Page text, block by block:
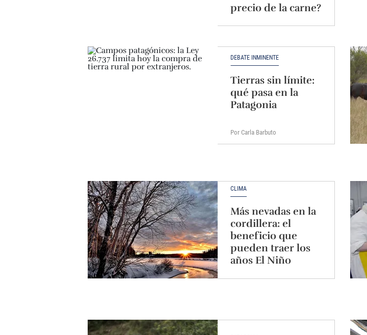
precio de la carne?
DEBATE INMINENTE
Tierras sin límite:
qué pasa en la
Patagonia
Por Carla Barbuto
CLIMA
Más nevadas en la
cordillera: el
beneficio que
pueden traer los
años El Niño